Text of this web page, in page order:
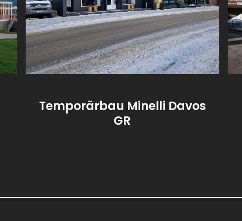
Temporärbau Minelli Davos
GR